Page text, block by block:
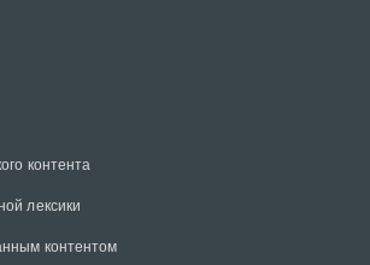
контента
лексики
контентом